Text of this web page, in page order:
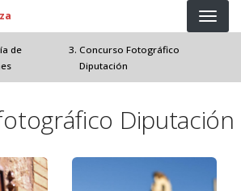
principal
de
Concurso Fotográfico
Diputación
Diputación